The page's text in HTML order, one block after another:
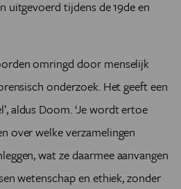
uitgevoerd tijdens de 19de en
omringd door menselijk
onderzoek. Het geeft een
aldus Doom. ‘Je wordt ertoe
over welke verzamelingen
wat ze daarmee aanvangen
wetenschap en ethiek, zonder